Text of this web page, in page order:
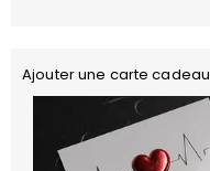
Ajouter une carte cadeau